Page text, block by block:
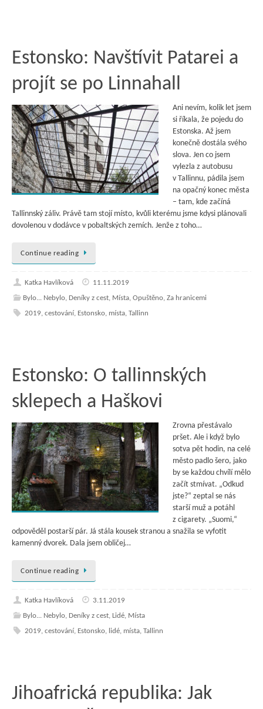
Estonsko: Navštívit Patarei a
projít se po Linnahall
Ani nevím, kolik let jsem
si říkala, že pojedu do
Estonska. Až jsem
konečně dostála svého
slova. Jen co jsem
vylezla z autobusu
v Tallinnu, pádila jsem
na opačný konec města
– tam, kde začíná
Tallinnský záliv. Právě tam stojí místo, kvůli kterému jsme kdysi plánovali
dovolenou v dodávce v pobaltských zemích. Jenže z toho…
Continue reading
Katka Havlíková
11.11.2019
Bylo... Nebylo, Deníky z cest, Místa, Opuštěno, Za hranicemi
2019, cestování, Estonsko, místa, Tallinn
Estonsko: O tallinnských
sklepech a Haškovi
Zrovna přestávalo
pršet. Ale i když bylo
sotva pět hodin, na celé
město padlo šero, jako
by se každou chvílí mělo
začít stmívat. „Odkud
jste?“ zeptal se nás
starší muž a potáhl
z cigarety. „Suomi,“
odpověděl postarší pár. Já stála kousek stranou a snažila se vyfotit
kamenný dvorek. Dala jsem obličej…
Continue reading
Katka Havlíková
3.11.2019
Bylo... Nebylo, Deníky z cest, Lidé, Místa
2019, cestování, Estonsko, lidé, místa, Tallinn
Jihoafrická republika: Jak